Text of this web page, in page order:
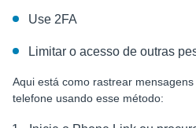
Use 2FA
Limitar o acesso de outras
Aqui está como rastrear
telefone usando esse método: